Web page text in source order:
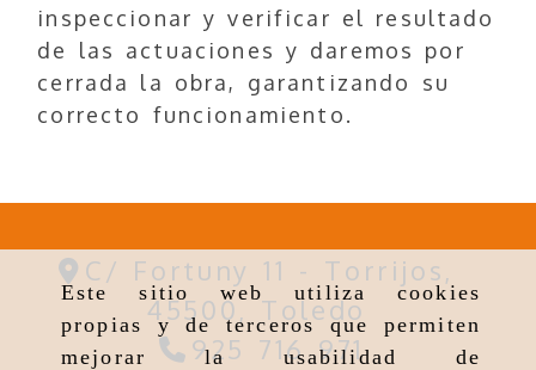
Este sitio web utiliza cookies
propias y de terceros que permiten
mejorar la usabilidad de
inspeccionar y verificar el resultado
de las actuaciones y daremos por
cerrada la obra, garantizando su
correcto funcionamiento.
C/ Fortuny 11 - Torrijos,
45500,Toledo
925 716 971